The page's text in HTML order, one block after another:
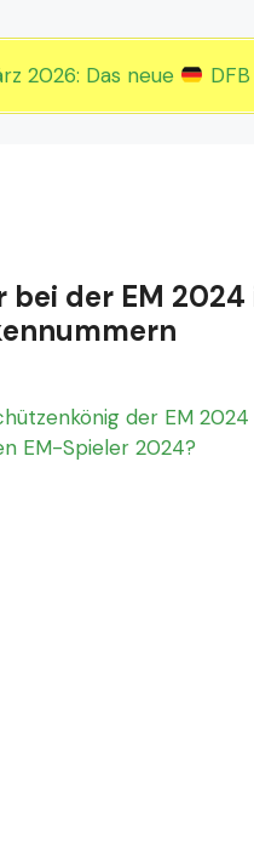
2026: Das neue
bei der EM
der EM
EM-Spieler 2024?